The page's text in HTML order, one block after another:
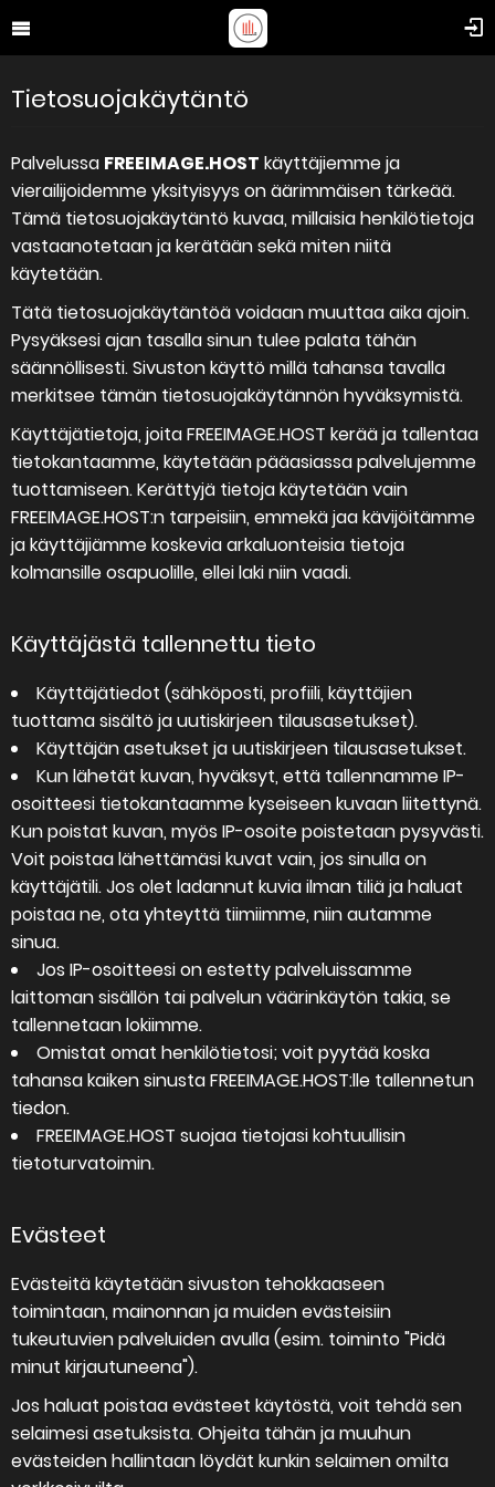
Tietosuojakäytäntö
Palvelussa FREEIMAGE.HOST käyttäjiemme ja
vierailijoidemme yksityisyys on äärimmäisen tärkeää.
Tämä tietosuojakäytäntö kuvaa, millaisia henkilötietoja
vastaanotetaan ja kerätään sekä miten niitä
käytetään.
Tätä tietosuojakäytäntöä voidaan muuttaa aika ajoin.
Pysyäksesi ajan tasalla sinun tulee palata tähän
säännöllisesti. Sivuston käyttö millä tahansa tavalla
merkitsee tämän tietosuojakäytännön hyväksymistä.
Käyttäjätietoja, joita FREEIMAGE.HOST kerää ja tallentaa
tietokantaamme, käytetään pääasiassa palvelujemme
tuottamiseen. Kerättyjä tietoja käytetään vain
FREEIMAGE.HOST:n tarpeisiin, emmekä jaa kävijöitämme
ja käyttäjiämme koskevia arkaluonteisia tietoja
kolmansille osapuolille, ellei laki niin vaadi.
Käyttäjästä tallennettu tieto
Käyttäjätiedot (sähköposti, profiili, käyttäjien
tuottama sisältö ja uutiskirjeen tilausasetukset).
Käyttäjän asetukset ja uutiskirjeen tilausasetukset.
Kun lähetät kuvan, hyväksyt, että tallennamme IP-
osoitteesi tietokantaamme kyseiseen kuvaan liitettynä.
Kun poistat kuvan, myös IP-osoite poistetaan pysyvästi.
Voit poistaa lähettämäsi kuvat vain, jos sinulla on
käyttäjätili. Jos olet ladannut kuvia ilman tiliä ja haluat
poistaa ne, ota yhteyttä tiimiimme, niin autamme
sinua.
Jos IP-osoitteesi on estetty palveluissamme
laittoman sisällön tai palvelun väärinkäytön takia, se
tallennetaan lokiimme.
Omistat omat henkilötietosi; voit pyytää koska
tahansa kaiken sinusta FREEIMAGE.HOST:lle tallennetun
tiedon.
FREEIMAGE.HOST suojaa tietojasi kohtuullisin
tietoturvatoimin.
Evästeet
Evästeitä käytetään sivuston tehokkaaseen
toimintaan, mainonnan ja muiden evästeisiin
tukeutuvien palveluiden avulla (esim. toiminto "Pidä
minut kirjautuneena").
Jos haluat poistaa evästeet käytöstä, voit tehdä sen
selaimesi asetuksista. Ohjeita tähän ja muuhun
evästeiden hallintaan löydät kunkin selaimen omilta